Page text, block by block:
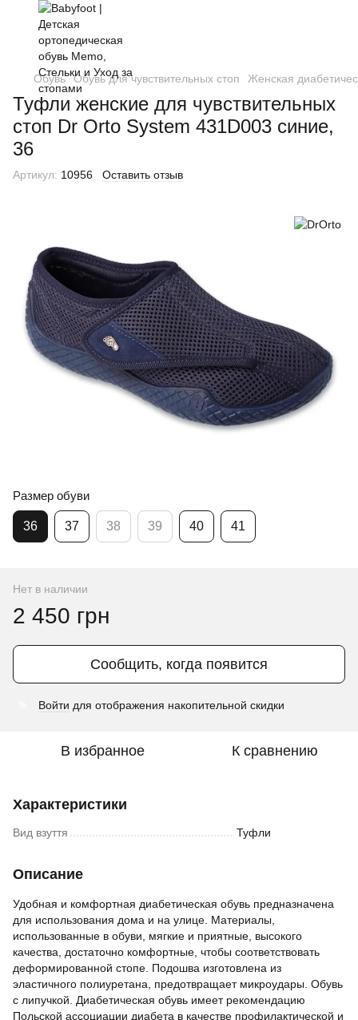
Обувь Обувь для чувствительных стоп Женская
Туфли женские для чувствительных
стоп Dr Orto System 431D003 синие,
36
Артикул: 10956 Оставить отзыв
Размер обуви
36 37 38 39 40 41
Нет в наличии
2 450 грн
Сообщить, когда появится
Войти для отображения накопительной скидки
В избранное К сравнению
Характеристики
Вид взуття Туфли
Описание
Удобная и комфортная диабетическая обувь предназначена
для использования дома и на улице. Материалы,
использованные в обуви, мягкие и приятные, высокого
качества, достаточно комфортные, чтобы соответствовать
деформированной стопе. Подошва изготовлена из
эластичного полиуретана, предотвращает микроудары. Обувь
с липучкой. Диабетическая обувь имеет рекомендацию
Польской ассоциации диабета в качестве профилактической и